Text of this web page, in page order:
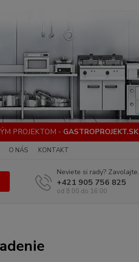
PROJEKTOM - GASTROPROJEKT.SK
O NÁS KONTAKT
Neviete si rady? Zavolajte.
+421 905 756 825
od 8:00 do 16:00